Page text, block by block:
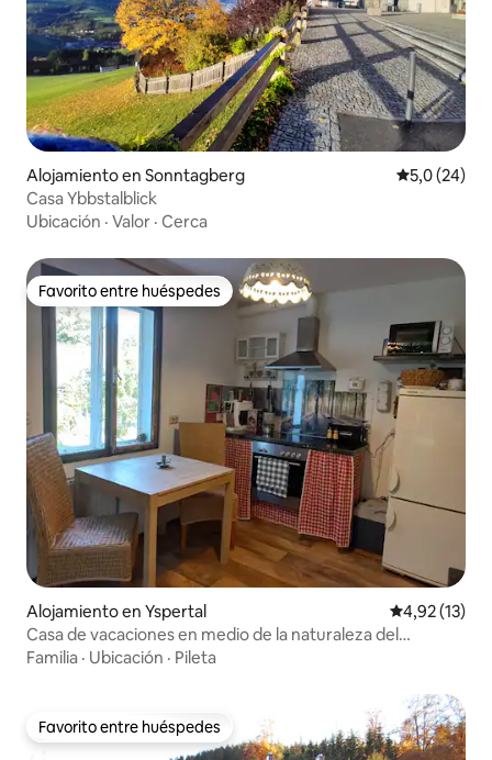
Alojamiento en Sonntagberg Calificación
5,0 (24)
Casa Ybbstalblick
Ubicación · Valor · Cerca
Favorito entre huéspedes
Favorito entre huéspedes
Alojamiento en Yspertal Calificación
4,92 (13)
Casa de vacaciones en medio de la naturaleza del
Waldviertel
Familia · Ubicación · Pileta
Favorito entre huéspedes
Favorito entre huéspedes